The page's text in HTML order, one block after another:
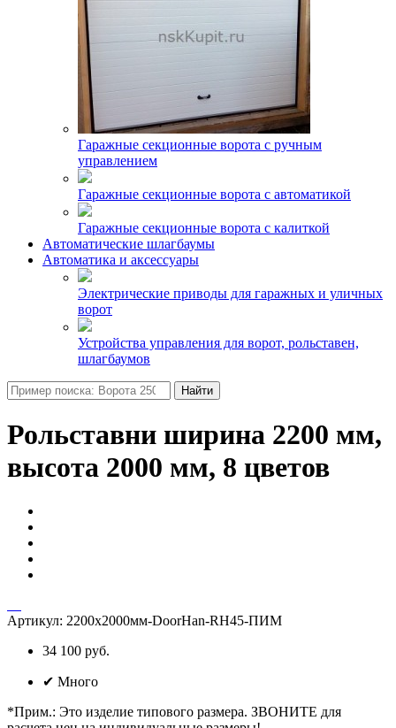
Гаражные секционные ворота с ручным
управлением
Гаражные секционные ворота с автоматикой
Гаражные секционные ворота с калиткой
Автоматические шлагбаумы
Автоматика и аксессуары
Электрические приводы для гаражных и уличных
ворот
Устройства управления для ворот, рольставен,
шлагбаумов
Найти
Рольставни ширина 2200 мм,
высота 2000 мм, 8 цветов
Артикул: 2200х2000мм-DoorHan-RH45-ПИМ
34 100 руб.
✔ Много
*Прим.: Это изделие типового размера. ЗВОНИТЕ для